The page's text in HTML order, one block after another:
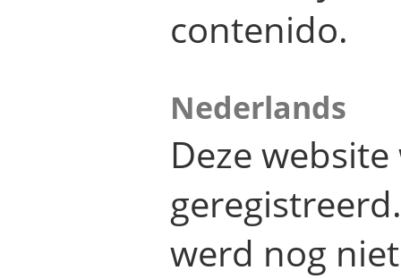
contenido.
Nederlands
Deze
werd nog